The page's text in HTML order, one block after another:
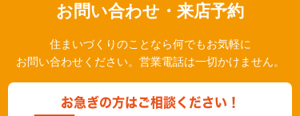
お問い合わせ・来店予約
住まいづくりのことなら何でもお気軽に
お問い合わせください。営業電話は一切かけません。
お急ぎの方はご相談ください！